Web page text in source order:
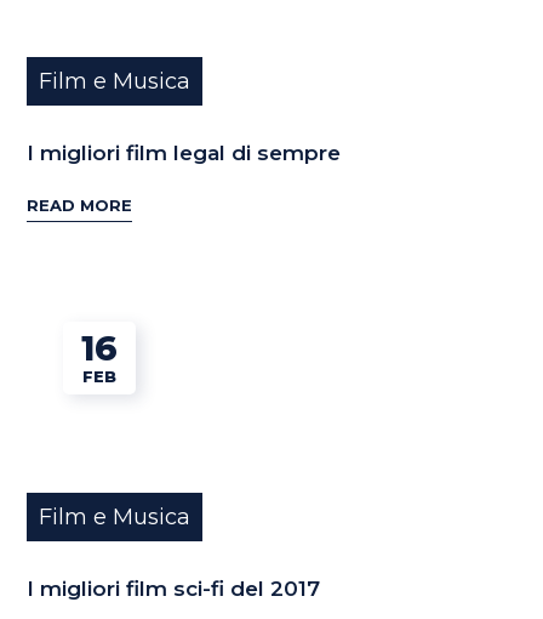
Film e Musica
I migliori film legal di sempre
READ MORE
16
FEB
Film e Musica
I migliori film sci-fi del 2017